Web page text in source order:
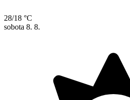
28/18 °C
sobota 8. 8.